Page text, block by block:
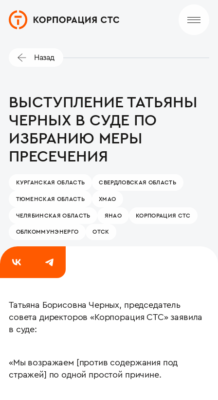
Назад
ВЫСТУПЛЕНИЕ ТАТЬЯНЫ
ЧЕРНЫХ В СУДЕ ПО
ИЗБРАНИЮ МЕРЫ
ПРЕСЕЧЕНИЯ
КУРГАНСКАЯ ОБЛАСТЬ
СВЕРДЛОВСКАЯ ОБЛАСТЬ
ТЮМЕНСКАЯ ОБЛАСТЬ
ХМАО
ЧЕЛЯБИНСКАЯ ОБЛАСТЬ
ЯНАО
КОРПОРАЦИЯ СТС
ОБЛКОММУНЭНЕРГО
ОТСК
24 сентября 2025
Татьяна Борисовна Черных, председатель
совета директоров «Корпорация СТС» заявила
в суде:
«Мы возражаем [против содержания под
стражей] по одной простой причине.